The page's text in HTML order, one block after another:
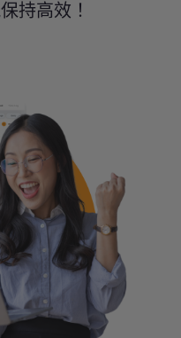
持高效！